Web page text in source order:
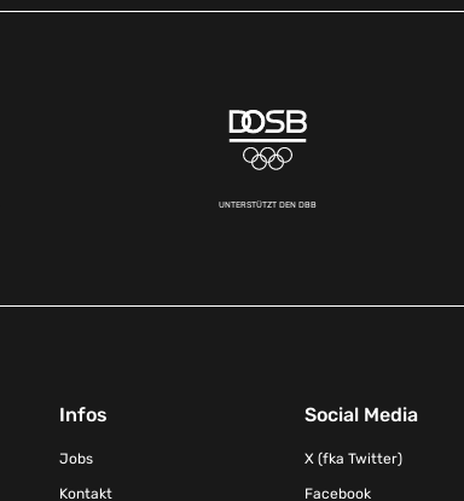
UNTERSTÜTZT DEN DBB
Infos
Jobs
Kontakt
Social Media
X (fka Twitter)
Facebook